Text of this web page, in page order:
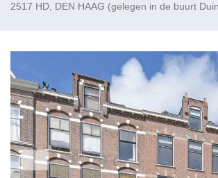
2517 HD, DEN HAAG (gelegen in de buurt